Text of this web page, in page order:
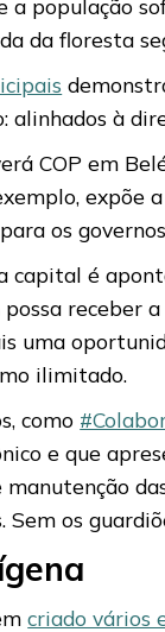
população
da floresta
alinhados à
COP em
expõe
os
é
receber
uma
ilimitado.
como
e que
manutenção
Sem os
criado vários